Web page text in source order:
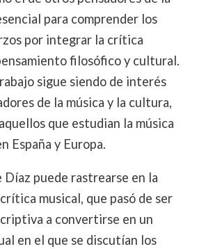
para comprender los
por integrar la crítica
filosófico y cultural.
sigue siendo de interés
de la música y la cultura,
que estudian la música
España y Europa.
Díaz puede rastrearse en la
musical, que pasó de ser
a convertirse en un
en el que se discutían los